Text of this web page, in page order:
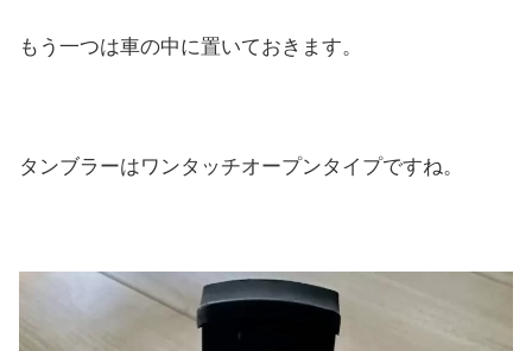
もう一つは車の中に置いておきます。
タンブラーはワンタッチオープンタイプですね。